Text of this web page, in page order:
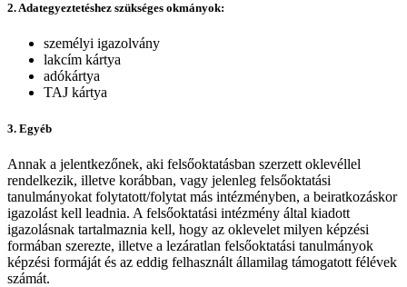
2. Adategyeztetéshez szükséges okmányok:
személyi igazolvány
lakcím kártya
adókártya
TAJ kártya
3. Egyéb
Annak a jelentkezőnek, aki felsőoktatásban szerzett oklevéllel
rendelkezik, illetve korábban, vagy jelenleg felsőoktatási
tanulmányokat folytatott/folytat más intézményben, a beiratkozáskor
igazolást kell leadnia. A felsőoktatási intézmény által kiadott
igazolásnak tartalmaznia kell, hogy az oklevelet milyen képzési
formában szerezte, illetve a lezáratlan felsőoktatási tanulmányok
képzési formáját és az eddig felhasznált államilag támogatott félévek
számát.